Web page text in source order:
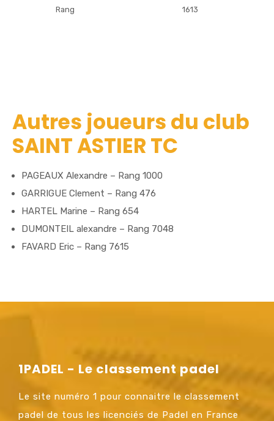
Rang 1613
Autres joueurs du club
SAINT ASTIER TC
PAGEAUX Alexandre – Rang 1000
GARRIGUE Clement – Rang 476
HARTEL Marine – Rang 654
DUMONTEIL alexandre – Rang 7048
FAVARD Eric – Rang 7615
1PADEL - Le classement padel
Le site numéro 1 pour connaitre le classement
padel de tous les licenciés de Padel en France